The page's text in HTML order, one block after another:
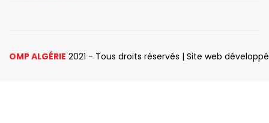
OMP ALGÉRIE 2021 - Tous droits réservés | Site web